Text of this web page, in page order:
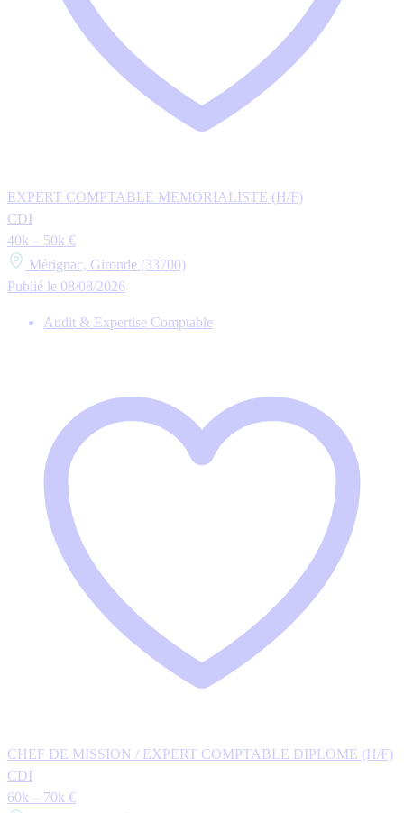
EXPERT COMPTABLE MEMORIALISTE (H/F)
CDI
40k – 50k €
Mérignac, Gironde (33700)
Publié le 08/08/2026
Audit & Expertise Comptable
CHEF DE MISSION / EXPERT COMPTABLE DIPLOME (H/F)
CDI
60k – 70k €